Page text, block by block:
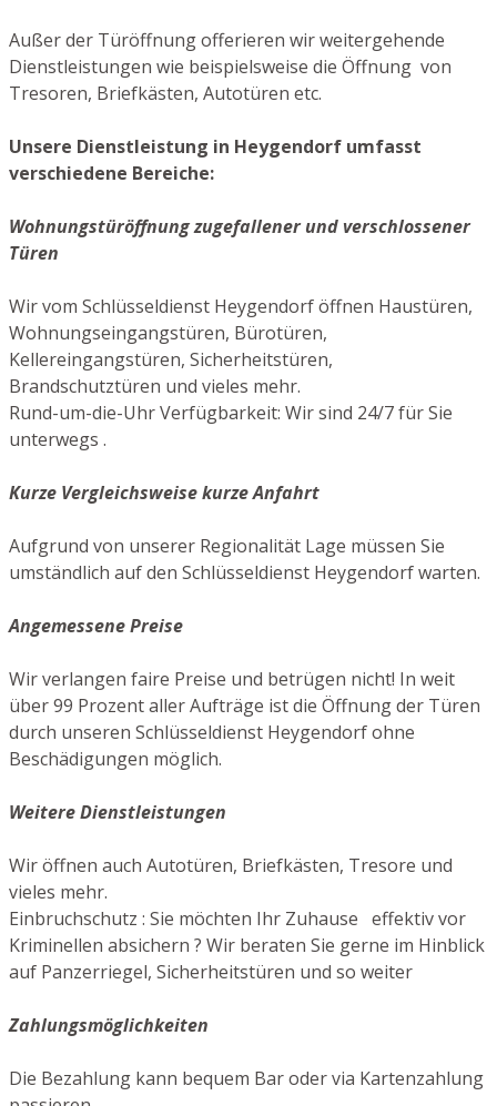
Außer der Türöffnung offerieren wir weitergehende
Dienstleistungen wie beispielsweise die Öffnung von
Tresoren, Briefkästen, Autotüren etc.
Unsere Dienstleistung in Heygendorf umfasst
verschiedene Bereiche:
Wohnungstüröffnung zugefallener und verschlossener
Türen
Wir vom Schlüsseldienst Heygendorf öffnen Haustüren,
Wohnungseingangstüren, Bürotüren,
Kellereingangstüren, Sicherheitstüren,
Brandschutztüren und vieles mehr.
Rund-um-die-Uhr Verfügbarkeit: Wir sind 24/7 für Sie
unterwegs .
Kurze Vergleichsweise kurze Anfahrt
Aufgrund von unserer Regionalität Lage müssen Sie
umständlich auf den Schlüsseldienst Heygendorf warten.
Angemessene Preise
Wir verlangen faire Preise und betrügen nicht! In weit
über 99 Prozent aller Aufträge ist die Öffnung der Türen
durch unseren Schlüsseldienst Heygendorf ohne
Beschädigungen möglich.
Weitere Dienstleistungen
Wir öffnen auch Autotüren, Briefkästen, Tresore und
vieles mehr.
Einbruchschutz : Sie möchten Ihr Zuhause effektiv vor
Kriminellen absichern ? Wir beraten Sie gerne im Hinblick
auf Panzerriegel, Sicherheitstüren und so weiter
Zahlungsmöglichkeiten
Die Bezahlung kann bequem Bar oder via Kartenzahlung